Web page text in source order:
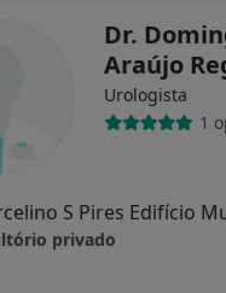
Dr.
Araújo
Urologista
1
privado